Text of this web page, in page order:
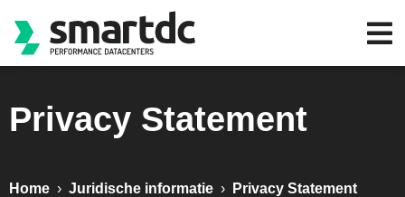
Privacy Statement
Home › Juridische informatie › Privacy Statement